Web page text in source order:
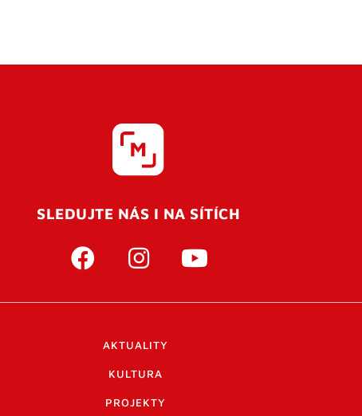
SLEDUJTE NÁS I NA SÍTÍCH
AKTUALITY
KULTURA
PROJEKTY